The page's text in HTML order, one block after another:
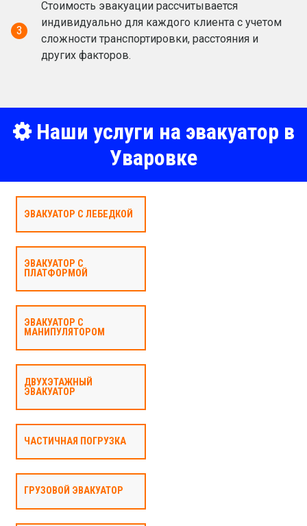
3
Стоимость эвакуации рассчитывается
индивидуально для каждого клиента с учетом
сложности транспортировки, расстояния и
других факторов.
Наши услуги на эвакуатор в
Уваровке
ЭВАКУАТОР С ЛЕБЕДКОЙ
ЭВАКУАТОР С
ПЛАТФОРМОЙ
ЭВАКУАТОР С
МАНИПУЛЯТОРОМ
ДВУХЭТАЖНЫЙ
ЭВАКУАТОР
ЧАСТИЧНАЯ ПОГРУЗКА
ГРУЗОВОЙ ЭВАКУАТОР